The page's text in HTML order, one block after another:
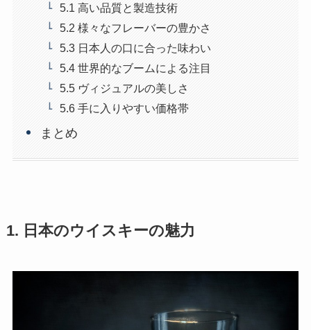
5.1 高い品質と製造技術
5.2 様々なフレーバーの豊かさ
5.3 日本人の口に合った味わい
5.4 世界的なブームによる注目
5.5 ヴィジュアルの美しさ
5.6 手に入りやすい価格帯
まとめ
1. 日本のウイスキーの魅力